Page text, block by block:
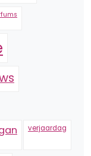
verjaardag